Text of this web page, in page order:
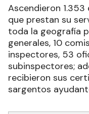
Ascendieron
que prestan su
toda la geografía
generales, 10
inspectores, 53
subinspectores;
recibieron sus
sargentos